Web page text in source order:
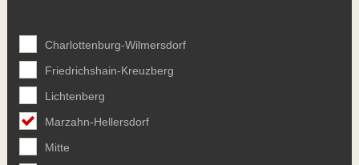
Charlottenburg-Wilmersdorf
Friedrichshain-Kreuzberg
Lichtenberg
Marzahn-Hellersdorf
Mitte